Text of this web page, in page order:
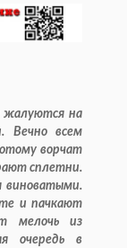
жалуются на
Вечно всем
ворчат
сплетни.
виноватыми.
и пачкают
мелочь из
очередь в